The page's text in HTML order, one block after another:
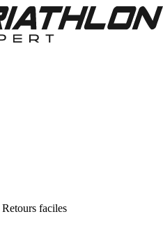
Retours faciles